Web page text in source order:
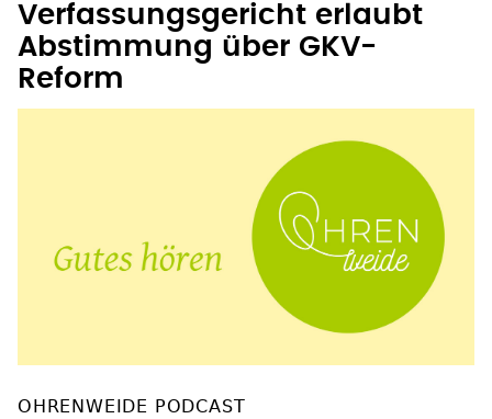
Verfassungsgericht erlaubt
Abstimmung über GKV-
Reform
OHRENWEIDE PODCAST